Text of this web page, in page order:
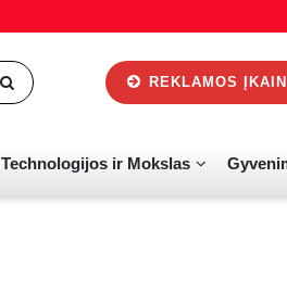
REKLAMOS
Technologijos ir Mokslas